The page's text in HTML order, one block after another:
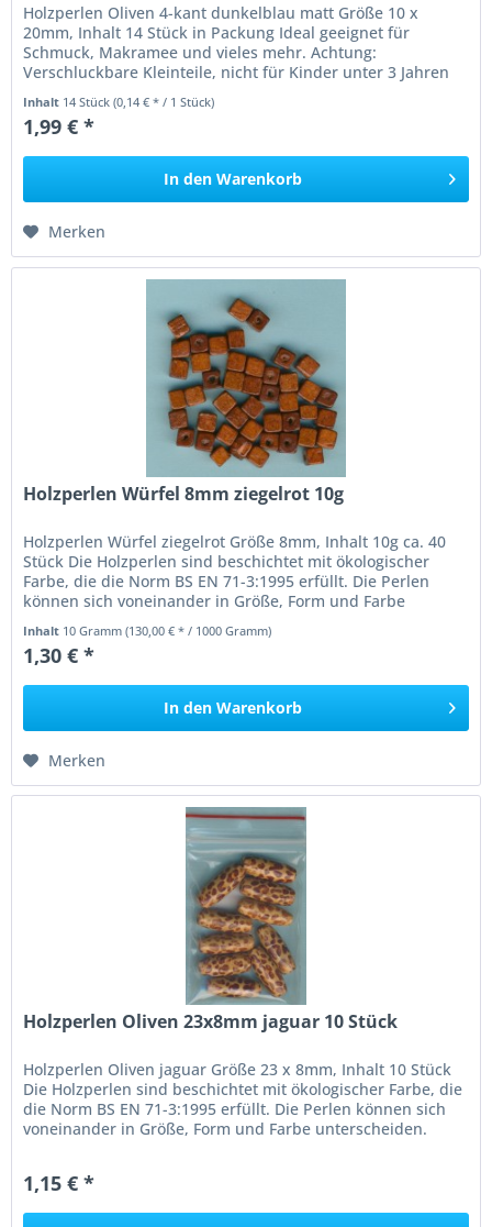
Holzperlen Oliven 4-kant dunkelblau matt Größe 10 x
20mm, Inhalt 14 Stück in Packung Ideal geeignet für
Schmuck, Makramee und vieles mehr. Achtung:
Verschluckbare Kleinteile, nicht für Kinder unter 3 Jahren
Inhalt 14 Stück(0,14 € * / 1 Stück)
1,99 € *
In den Warenkorb
Merken
Holzperlen Würfel 8mm ziegelrot 10g
Holzperlen Würfel ziegelrot Größe 8mm, Inhalt 10g ca. 40
Stück Die Holzperlen sind beschichtet mit ökologischer
Farbe, die die Norm BS EN 71-3:1995 erfüllt. Die Perlen
können sich voneinander in Größe, Form und Farbe
Inhalt 10 Gramm(130,00 € * / 1000 Gramm)
1,30 € *
In den Warenkorb
Merken
Holzperlen Oliven 23x8mm jaguar 10 Stück
Holzperlen Oliven jaguar Größe 23 x 8mm, Inhalt 10 Stück
Die Holzperlen sind beschichtet mit ökologischer Farbe, die
die Norm BS EN 71-3:1995 erfüllt. Die Perlen können sich
voneinander in Größe, Form und Farbe unterscheiden.
1,15 € *